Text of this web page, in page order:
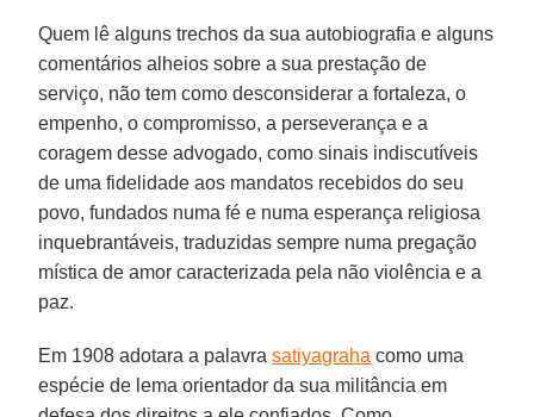
Quem lê alguns trechos da sua autobiografia e alguns
comentários alheios sobre a sua prestação de
serviço, não tem como desconsiderar a fortaleza, o
empenho, o compromisso, a perseverança e a
coragem desse advogado, como sinais indiscutíveis
de uma fidelidade aos mandatos recebidos do seu
povo, fundados numa fé e numa esperança religiosa
inquebrantáveis, traduzidas sempre numa pregação
mística de amor caracterizada pela não violência e a
paz.
Em 1908 adotara a palavrasatiyagraha como uma
espécie de lema orientador da sua militância em